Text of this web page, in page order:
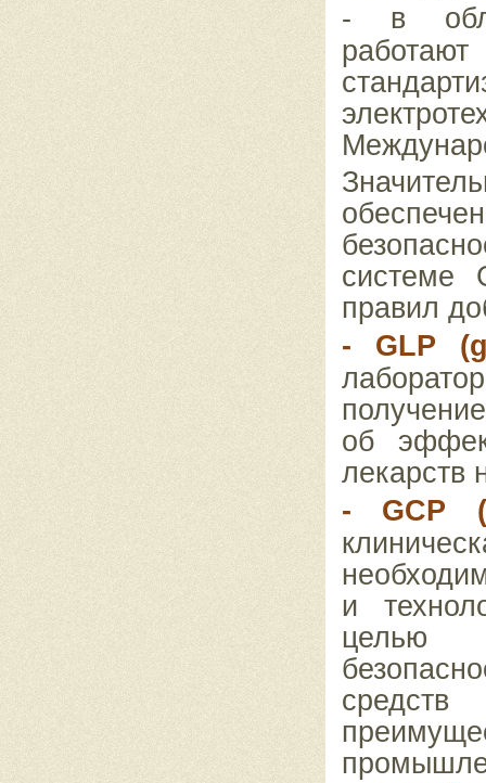
-
в
системе
правил
-
GLP (
об
лекарств
-
GCP (
и
целью